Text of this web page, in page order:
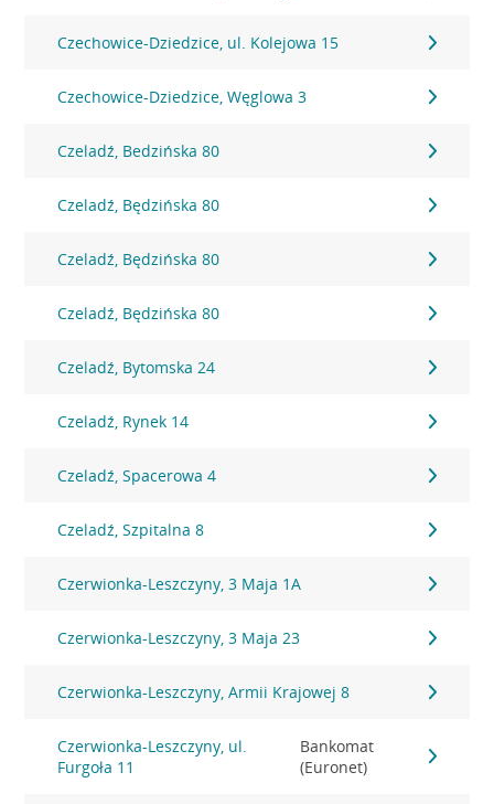
Czechowice-Dziedzice, ul. Kolejowa 15
Czechowice-Dziedzice, Węglowa 3
Czeladź, Bedzińska 80
Czeladź, Będzińska 80
Czeladź, Będzińska 80
Czeladź, Będzińska 80
Czeladź, Bytomska 24
Czeladź, Rynek 14
Czeladź, Spacerowa 4
Czeladź, Szpitalna 8
Czerwionka-Leszczyny, 3 Maja 1A
Czerwionka-Leszczyny, 3 Maja 23
Czerwionka-Leszczyny, Armii Krajowej 8
Czerwionka-Leszczyny, ul.
Furgoła 11
Bankomat
(Euronet)